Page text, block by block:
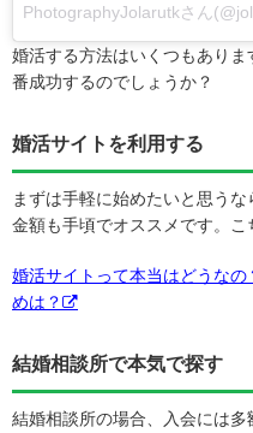
婚活する方法はいくつもあり
番成功するのでしょうか？
婚活サイトを利用する
まずは手軽に始めたいと思う
金額も手頃でオススメです。こ
婚活サイトって本当はどうな
めは？
結婚相談所で本気で探す
結婚相談所の場合、入会には